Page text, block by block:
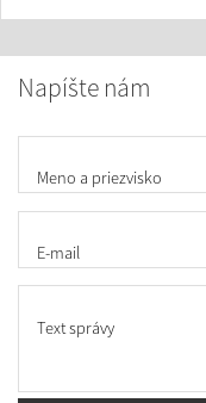
Napíšte nám
Meno a priezvisko
E-mail
Text správy